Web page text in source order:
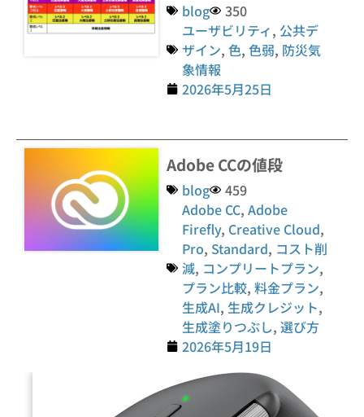
blog
350
ユーザビリティ, 公共デ
ザイン,色,色弱, 防災気
象情報
2026年5月25日
Adobe CCの値段
blog
459
Adobe CC,Adobe
Firefly, Creative Cloud,
Pro, Standard, コスト削
減, コンプリートプラン,
プラン比較,料金プラン,
生成AI, 生成クレジット,
生成塗りつぶし,選び方
2026年5月19日